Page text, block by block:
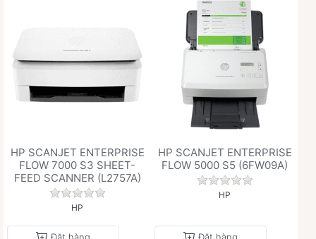
HP SCANJET ENTERPRISE
FLOW 7000 S3 SHEET-
FEED SCANNER (L2757A)
Chưa có đánh giá nào cho sản phẩm này.
HP
HP SCANJET ENTERPRISE
FLOW 5000 S5 (6FW09A)
Chưa có đánh giá
HP